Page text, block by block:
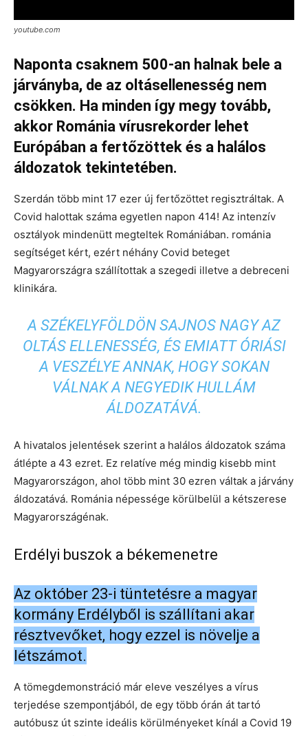
youtube.com
Naponta csaknem 500-an halnak bele a
járványba, de az oltásellenesség nem
csökken. Ha minden így megy tovább,
akkor Románia vírusrekorder lehet
Európában a fertőzöttek és a halálos
áldozatok tekintetében.
Szerdán több mint 17 ezer új fertőzöttet regisztráltak. A
Covid halottak száma egyetlen napon 414! Az intenzív
osztályok mindenütt megteltek Romániában. románia
segítséget kért, ezért néhány Covid beteget
Magyarországra szállítottak a szegedi illetve a debreceni
klinikára.
A SZÉKELYFÖLDÖN SAJNOS NAGY AZ
OLTÁS ELLENESSÉG, ÉS EMIATT ÓRIÁSI
A VESZÉLYE ANNAK, HOGY SOKAN
VÁLNAK A NEGYEDIK HULLÁM
ÁLDOZATÁVÁ.
A hivatalos jelentések szerint a halálos áldozatok száma
átlépte a 43 ezret. Ez relatíve még mindig kisebb mint
Magyarországon, ahol több mint 30 ezren váltak a járvány
áldozatává. Románia népessége körülbelül a kétszerese
Magyarországénak.
Erdélyi buszok a békemenetre
Az október 23-i tüntetésre a magyar
kormány Erdélyből is szállítani akar
résztvevőket, hogy ezzel is növelje a
létszámot.
A tömegdemonstráció már eleve veszélyes a vírus
terjedése szempontjából, de egy több órán át tartó
autóbusz út szinte ideális körülményeket kínál a Covid 19